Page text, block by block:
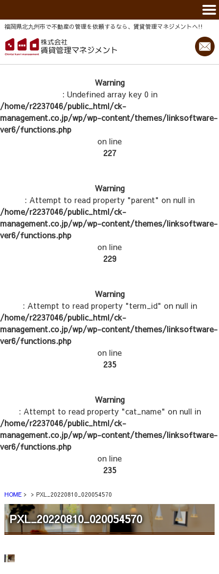
福岡県北九州市で不動産の管理を依頼するなら、賃貸管理マネジメントヘ!!
Warning
: Undefined array key 0 in
/home/r2237046/public_html/ck-
management.co.jp/wp/wp-content/themes/linksoftware-
ver6/functions.php
on line
227
Warning
: Attempt to read property "parent" on null in
/home/r2237046/public_html/ck-
management.co.jp/wp/wp-content/themes/linksoftware-
ver6/functions.php
on line
229
Warning
: Attempt to read property "term_id" on null in
/home/r2237046/public_html/ck-
management.co.jp/wp/wp-content/themes/linksoftware-
ver6/functions.php
on line
235
Warning
: Attempt to read property "cat_name" on null in
/home/r2237046/public_html/ck-
management.co.jp/wp/wp-content/themes/linksoftware-
ver6/functions.php
on line
235
HOME PXL_20220810_020054570
PXL_20220810_020054570